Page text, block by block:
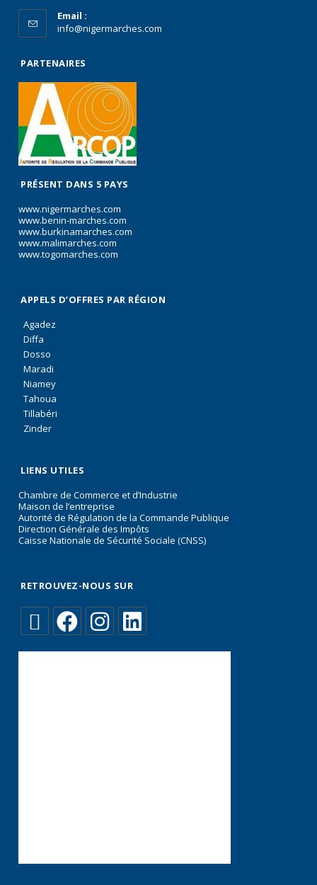
Email :
info@nigermarches.com
PARTENAIRES
PRÉSENT DANS 5 PAYS
www.nigermarches.com
www.benin-marches.com
www.burkinamarches.com
www.malimarches.com
www.togomarches.com
APPELS D’OFFRES PAR RÉGION
Agadez
Diffa
Dosso
Maradi
Niamey
Tahoua
Tillabéri
Zinder
LIENS UTILES
Chambre de Commerce et d’Industrie
Maison de l’entreprise
Autorité de Régulation de la Commande Publique
Direction Générale des Impôts
Caisse Nationale de Sécurité Sociale (CNSS)
RETROUVEZ-NOUS SUR